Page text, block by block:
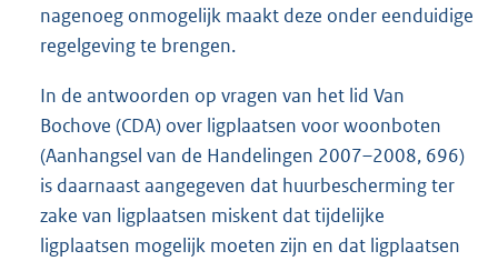
nagenoeg onmogelijk maakt deze onder eenduidige
regelgeving te brengen.
In de antwoorden op vragen van het lid Van
Bochove (CDA) over ligplaatsen voor woonboten
(Aanhangsel van de Handelingen 2007–2008, 696)
is daarnaast aangegeven dat huurbescherming ter
zake van ligplaatsen miskent dat tijdelijke
ligplaatsen mogelijk moeten zijn en dat ligplaatsen